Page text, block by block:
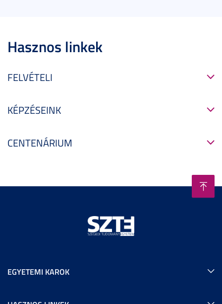
Hasznos linkek
FELVÉTELI
KÉPZÉSEINK
CENTENÁRIUM
EGYETEMI KAROK